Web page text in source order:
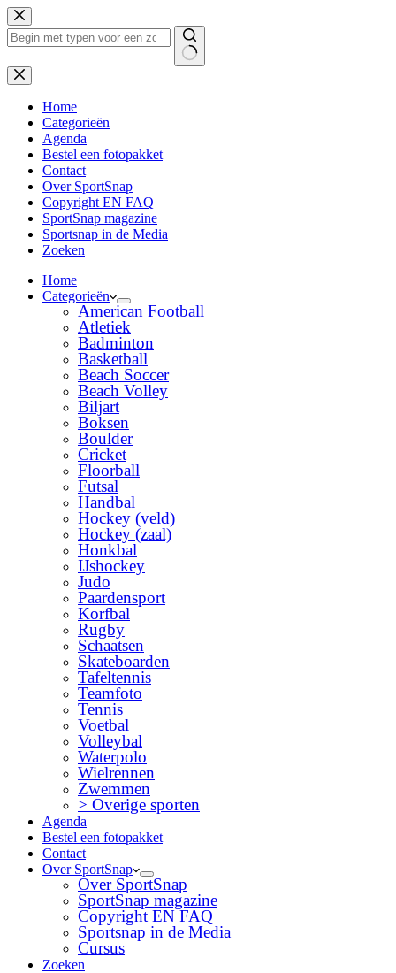
Ga
naar
de
Geen
resultaten
Home
Categorieën
Agenda
Bestel een fotopakket
Contact
Over SportSnap
Copyright EN FAQ
SportSnap magazine
Sportsnap in de Media
Zoeken
Home
Categorieën
American Football
Atletiek
Badminton
Basketball
Beach Soccer
Beach Volley
Biljart
Boksen
Boulder
Cricket
Floorball
Futsal
Handbal
Hockey (veld)
Hockey (zaal)
Honkbal
IJshockey
Judo
Paardensport
Korfbal
Rugby
Schaatsen
Skateboarden
Tafeltennis
Teamfoto
Tennis
Voetbal
Volleybal
Waterpolo
Wielrennen
Zwemmen
> Overige sporten
Agenda
Bestel een fotopakket
Contact
Over SportSnap
Over SportSnap
SportSnap magazine
Copyright EN FAQ
Sportsnap in de Media
Cursus
Zoeken